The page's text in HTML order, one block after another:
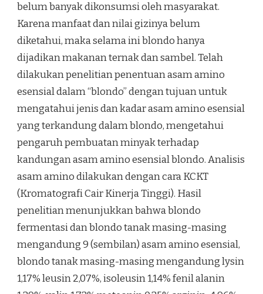
belum banyak dikonsumsi oleh masyarakat.
Karena manfaat dan nilai gizinya belum
diketahui, maka selama ini blondo hanya
dijadikan makanan ternak dan sambel. Telah
dilakukan penelitian penentuan asam amino
esensial dalam “blondo” dengan tujuan untuk
mengatahui jenis dan kadar asam amino esensial
yang terkandung dalam blondo, mengetahui
pengaruh pembuatan minyak terhadap
kandungan asam amino esensial blondo. Analisis
asam amino dilakukan dengan cara KCKT
(Kromatografi Cair Kinerja Tinggi). Hasil
penelitian menunjukkan bahwa blondo
fermentasi dan blondo tanak masing-masing
mengandung 9 (sembilan) asam amino esensial,
blondo tanak masing-masing mengandung lysin
1,17% leusin 2,07%, isoleusin 1,14% fenil alanin